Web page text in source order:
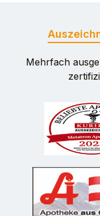
Mehrfach